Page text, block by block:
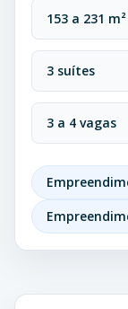
153 a 231 m²
3 suítes
3 a 4 vagas